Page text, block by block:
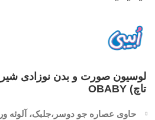
لوسیون صورت و بدن نوزادی
تاچ) OBABY
حاوی عصاره جو دوسر،جلبک، آلوئه ورا